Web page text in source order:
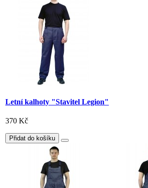
Letní kalhoty "Stavitel Legion"
370 Kč
Přidat do košíku